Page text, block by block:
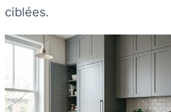
ciblées.